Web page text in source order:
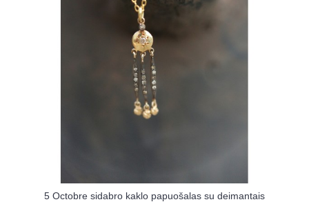
5 Octobre sidabro kaklo papuošalas su deimantais